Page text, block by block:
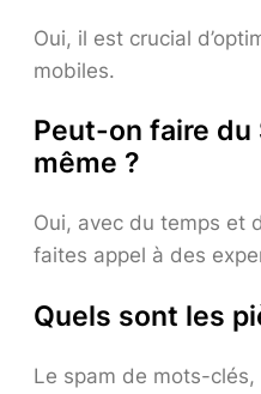
Oui, il est crucial
mobiles.
Peut-on faire du
même ?
Oui, avec du temps et
faites appel à des
Quels sont les
Le spam de mots-